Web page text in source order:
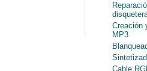
Creación
MP3
Cable